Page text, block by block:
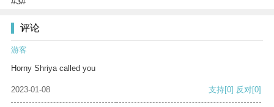
评论
游客
Horny Shriya called you
2023-01-08 支持[0] 反对[0]